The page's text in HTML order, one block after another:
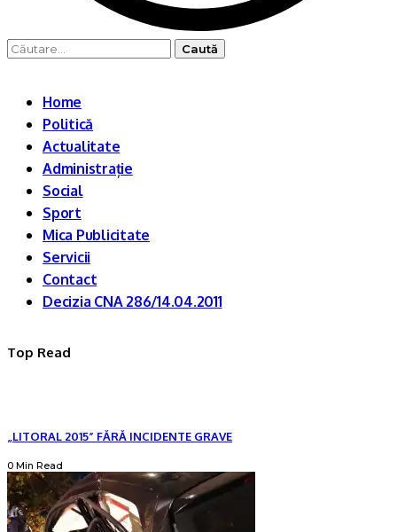
Caută
Home
Politică
Actualitate
Administrație
Social
Sport
Mica Publicitate
Servicii
Contact
Decizia CNA 286/14.04.2011
Top Read
„LITORAL 2015” FĂRĂ INCIDENTE GRAVE
0 Min Read